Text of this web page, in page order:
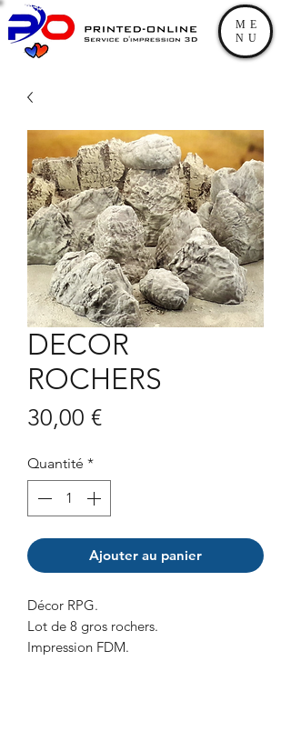
ME
NU
DECOR
ROCHERS
30,00 €Prix
Quantité *
Ajouter au panier
Décor RPG.
Lot de 8 gros rochers.
Impression FDM.